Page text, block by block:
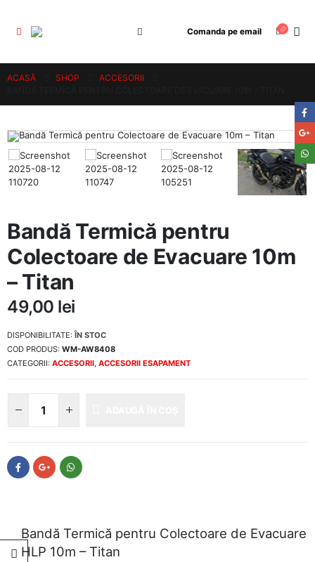
Comanda pe email
ACASĂ SHOP
ACCESORII
Bandă Termică pentru
Colectoare de Evacuare 10m
– Titan
49,00 lei
DISPONIBILITATE: ÎN STOC
COD PRODUS: WM-AW8408
CATEGORII: ACCESORII, ACCESORII ESAPAMENT
Bandă Termică pentru Colectoare de Evacuare
HLP 10m – Titan